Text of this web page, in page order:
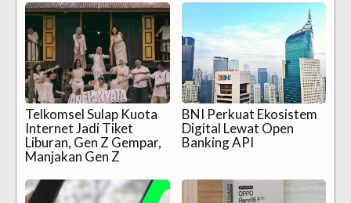
Telkomsel Sulap Kuota
Internet Jadi Tiket
Liburan, Gen Z Gempar,
Manjakan Gen Z
BNI Perkuat Ekosistem
Digital Lewat Open
Banking API